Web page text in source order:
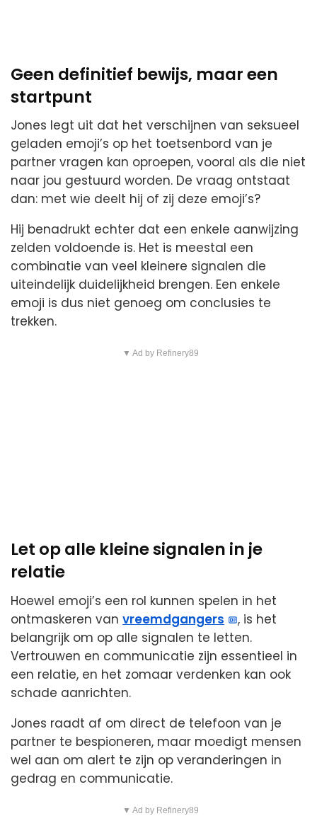
Geen definitief bewijs, maar een
startpunt
Jones legt uit dat het verschijnen van seksueel
geladen emoji’s op het toetsenbord van je
partner vragen kan oproepen, vooral als die niet
naar jou gestuurd worden. De vraag ontstaat
dan: met wie deelt hij of zij deze emoji’s?
Hij benadrukt echter dat een enkele aanwijzing
zelden voldoende is. Het is meestal een
combinatie van veel kleinere signalen die
uiteindelijk duidelijkheid brengen. Een enkele
emoji is dus niet genoeg om conclusies te
trekken.
▼ Ad by Refinery89
Let op alle kleine signalen in je
relatie
Hoewel emoji’s een rol kunnen spelen in het
ontmaskeren van vreemdgangers
, is het
belangrijk om op alle signalen te letten.
Vertrouwen en communicatie zijn essentieel in
een relatie, en het zomaar verdenken kan ook
schade aanrichten.
Jones raadt af om direct de telefoon van je
partner te bespioneren, maar moedigt mensen
wel aan om alert te zijn op veranderingen in
gedrag en communicatie.
▼ Ad by Refinery89